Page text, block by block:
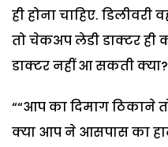
ही होना चाहिए.
तो चेकअप लेडी डाक्टर ही
डाक्टर नहीं आ सकती
““आप का दिमाग ठिकाने
क्या आप ने आसपास का